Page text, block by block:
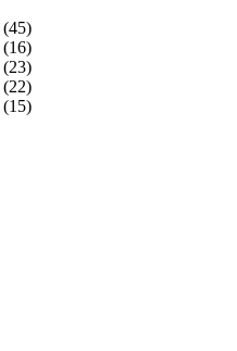
(45)
(16)
(23)
(22)
(15)